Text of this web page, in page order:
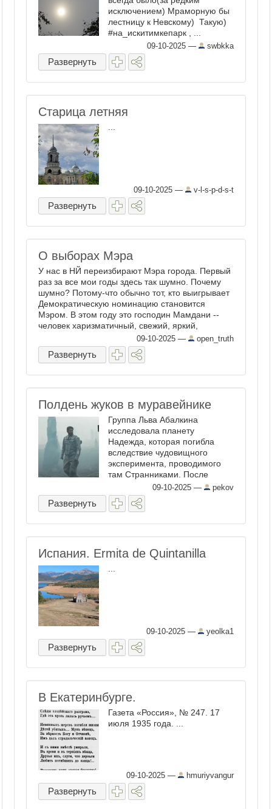
исключением) Мраморную бы
лестницу к Невскому) Такую)
#на_искитимкепарк , ...
09-10-2025 — swbkka
Развернуть
Старица летняя
09-10-2025 — v-l-s-p-d-s-t
Развернуть
О выборах Мэра
У нас в НЙ переизбирают Мэра города. Первый
раз за все мои годы здесь так шумно. Почему
шумно? Потому-что обычно тот, кто выигрывает
Демократическую номинацию становится
Мэром. В этом году это господин Мамдани --
человек харизматичный, свежий, яркий,
молодой, энергичный, но социалист (мы ...
09-10-2025 — open_truth
Развернуть
Полдень жуков в муравейнике
Группа Льва Абалкина
исследовала планету
Надежда, которая погибла
вследствие чудовищного
эксперимента, проводимого
там Странниками. После
контакта с ними Абалкин
убивает напарника и летит на
Землю, чтобы запустить
удается выйти на ...
09-10-2025 — pekov
Развернуть
Испания. Ermita de Quintanilla
09-10-2025 — yeolka1
Развернуть
В Екатеринбурге.
Газета «Россия», № 247. 17
июля 1935 года. ...
09-10-2025 — hmuriyvangur
Развернуть